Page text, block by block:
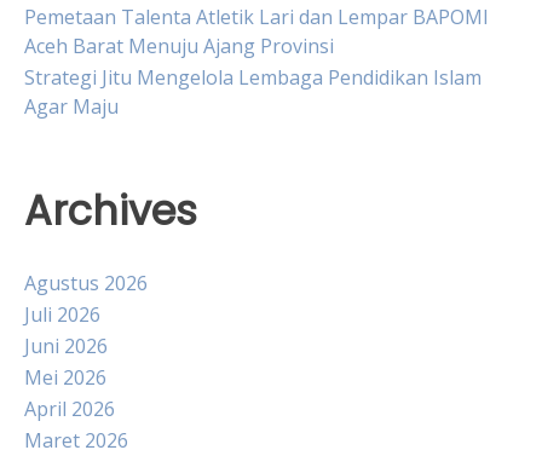
Pemetaan Talenta Atletik Lari dan Lempar BAPOMI
Aceh Barat Menuju Ajang Provinsi
Strategi Jitu Mengelola Lembaga Pendidikan Islam
Agar Maju
Archives
Agustus 2026
Juli 2026
Juni 2026
Mei 2026
April 2026
Maret 2026